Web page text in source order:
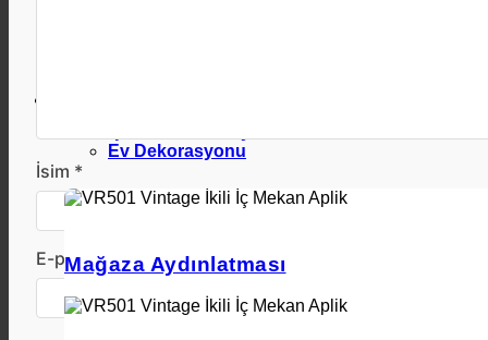
Ev Dekorasyonu
Mağaza Aydınlatması
İsim *
E-posta *